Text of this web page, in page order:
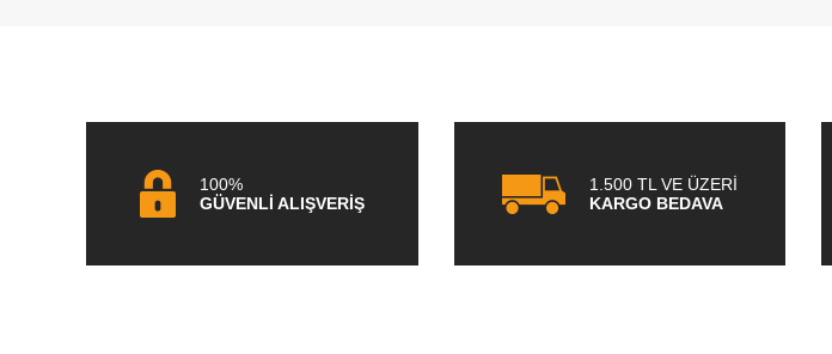
100%
GÜVENLİ ALIŞVERİŞ
1.500 TL VE ÜZERİ
KARGO BEDAVA